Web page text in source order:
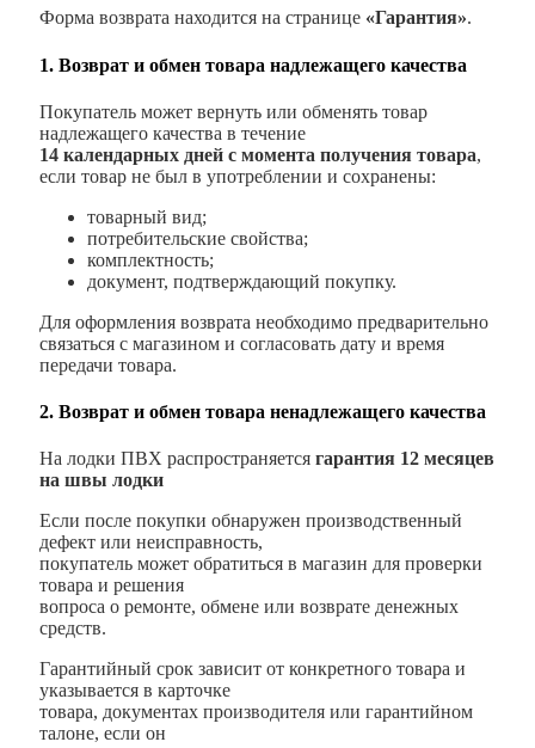
Форма возврата находится на странице «Гарантия».
1. Возврат и обмен товара надлежащего качества
Покупатель может вернуть или обменять товар
надлежащего качества в течение
14 календарных дней с момента получения товара,
если товар не был в употреблении и сохранены:
товарный вид;
потребительские свойства;
комплектность;
документ, подтверждающий покупку.
Для оформления возврата необходимо предварительно
связаться с магазином и согласовать дату и время
передачи товара.
2. Возврат и обмен товара ненадлежащего качества
На лодки ПВХ распространяется гарантия 12 месяцев
на швы лодки
Если после покупки обнаружен производственный
дефект или неисправность,
покупатель может обратиться в магазин для проверки
товара и решения
вопроса о ремонте, обмене или возврате денежных
средств.
Гарантийный срок зависит от конкретного товара и
указывается в карточке
товара, документах производителя или гарантийном
талоне, если он